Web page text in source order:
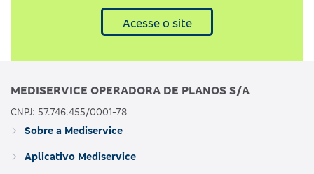
Acesse o site
MEDISERVICE OPERADORA DE PLANOS S/A
CNPJ: 57.746.455/0001-78
Sobre a Mediservice
Aplicativo Mediservice